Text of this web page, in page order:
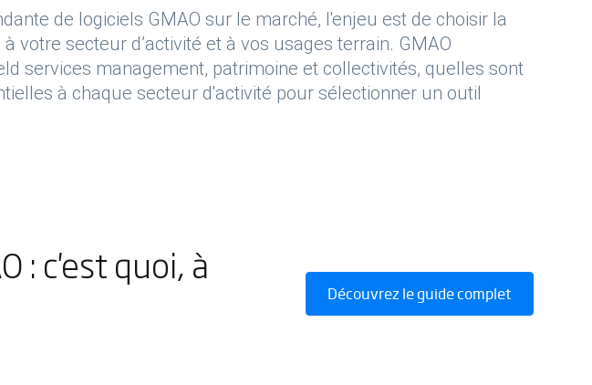
de logiciels GMAO sur le marché, l'enjeu est de choisir la
votre secteur d’activité et à vos usages terrain. GMAO
services management, patrimoine et collectivités, quelles sont
à chaque secteur d'activité pour sélectionner un outil
: c'est quoi, à
Découvrez le guide complet